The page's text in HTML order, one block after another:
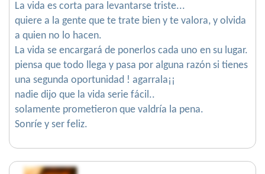
La vida es corta para levantarse triste...
quiere a la gente que te trate bien y te valora, y olvida
a quien no lo hacen.
La vida se encargará de ponerlos cada uno en su lugar.
piensa que todo llega y pasa por alguna razón si tienes
una segunda oportunidad ! agarrala¡¡
nadie dijo que la vida serie fácil..
solamente prometieron que valdría la pena.
Sonríe y ser feliz.